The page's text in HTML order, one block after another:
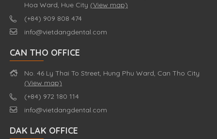
Hoa Ward, Hue City (View map)
(+84) 909 808 474
info@vietdangdental.com
CAN THO OFFICE
No. 46 Ly Thai To Street, Hung Phu Ward, Can Tho City
(View map)
(+84) 972 180 114
info@vietdangdental.com
DAK LAK OFFICE